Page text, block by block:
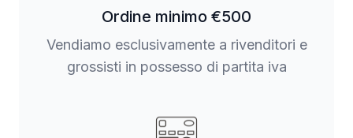
Ordine minimo €500
Vendiamo esclusivamente a rivenditori e
grossisti in possesso di partita iva